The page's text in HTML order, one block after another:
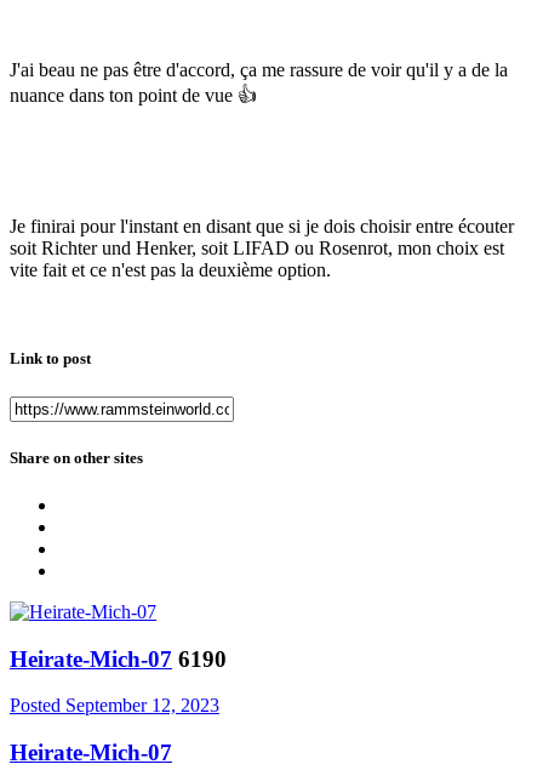
J'ai beau ne pas être d'accord, ça me rassure de voir qu'il y a de la
nuance dans ton point de vue 👍
Je finirai pour l'instant en disant que si je dois choisir entre écouter
soit Richter und Henker, soit LIFAD ou Rosenrot, mon choix est
vite fait et ce n'est pas la deuxième option.
Link to post
Share on other sites
Heirate-Mich-07 6190
Posted September 12, 2023
Heirate-Mich-07